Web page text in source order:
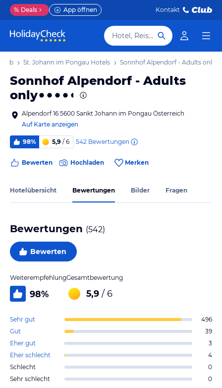
% Deals App öffnen Kontakt
Hotel, Reiseziel
St. Johann im Pongau Hotels Sonnhof Alpendorf - Adults only
Sonnhof Alpendorf - Adults
only
Alpendorf 16 5600 Sankt Johann im Pongau Österreich
Auf Karte anzeigen
98% 5,9 / 6 542 Bewertungen
Bewerten Hochladen Merken
Hotelübersicht Bewertungen Bilder Fragen
Bewertungen (542)
Bewerten
Weiterempfehlung
98%
Gesamtbewertung
5,9 / 6
Sehr gut
496
Gut
39
Eher gut
3
Eher schlecht
4
Schlecht
0
Sehr schlecht
0